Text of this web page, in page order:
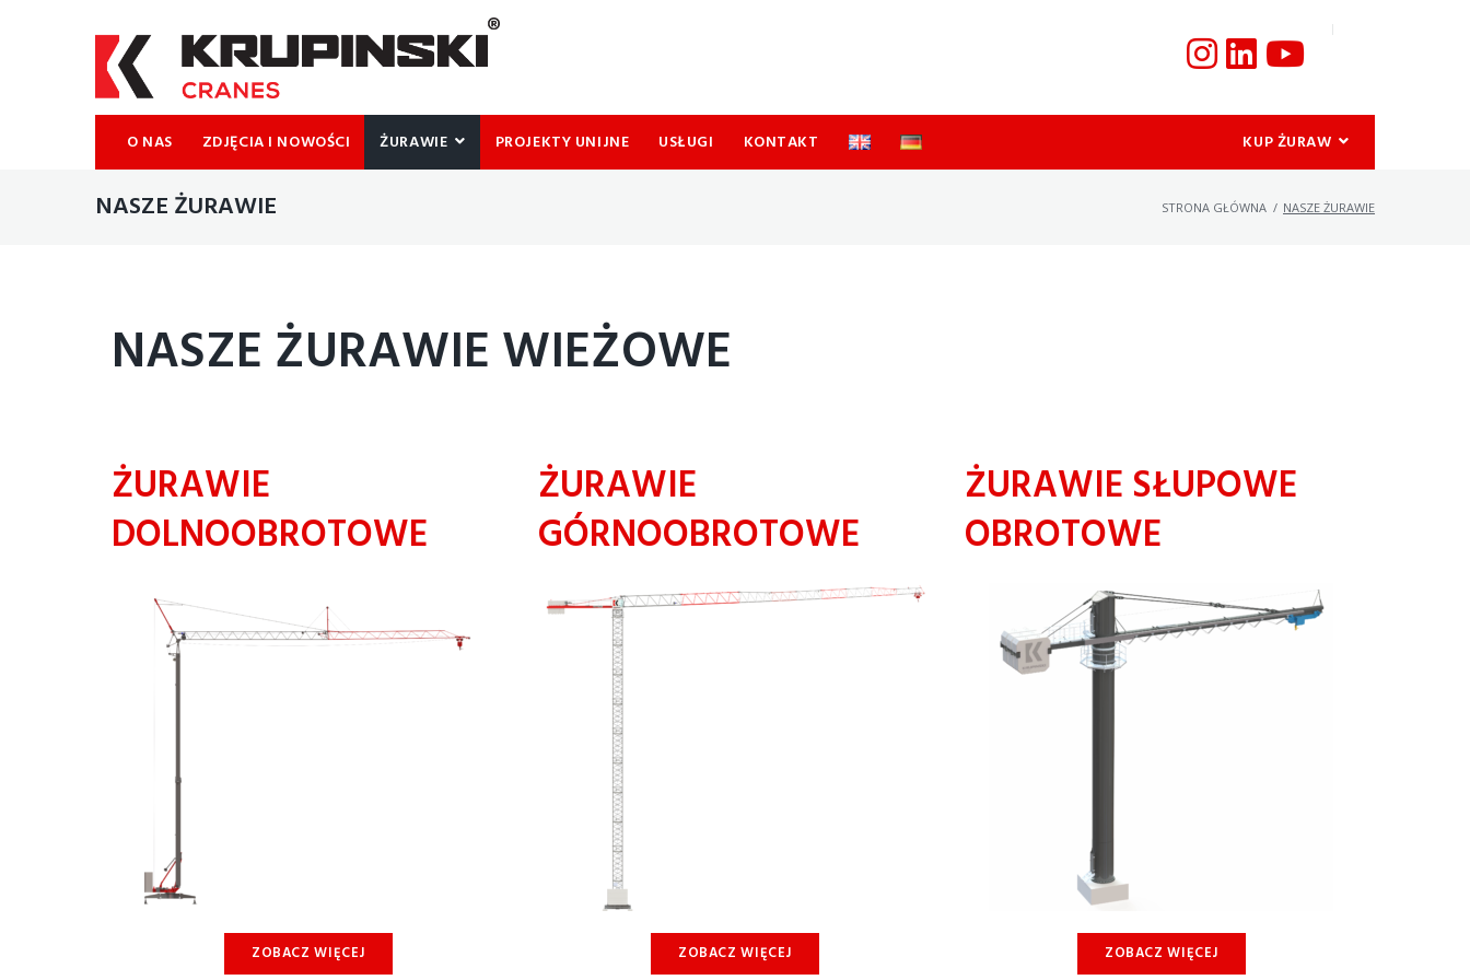
O NAS ZDJĘCIA I NOWOŚCI ŻURAWIE PROJEKTY UNIJNE USŁUGI KONTAKT KUP ŻURAW
NASZE ŻURAWIE STRONA GŁÓWNA / NASZE ŻURAWIE
NASZE ŻURAWIE WIEŻOWE
ŻURAWIE
DOLNOOBROTOWE
ZOBACZ WIĘCEJ
ŻURAWIE
GÓRNOOBROTOWE
ZOBACZ WIĘCEJ
ŻURAWIE SŁUPOWE
OBROTOWE
ZOBACZ WIĘCEJ